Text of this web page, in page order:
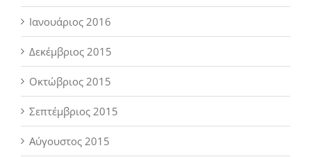
Ιανουάριος 2016
Δεκέμβριος 2015
Οκτώβριος 2015
Σεπτέμβριος 2015
Αύγουστος 2015